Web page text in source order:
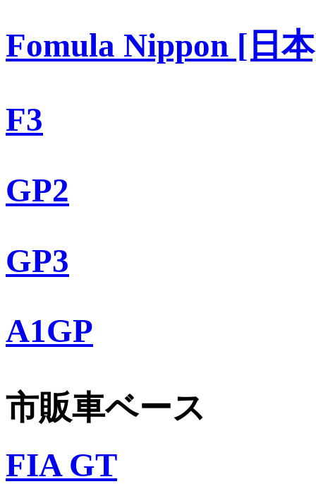
Fomula Nippon [日
F3
GP2
GP3
A1GP
市販車ベース
FIA GT